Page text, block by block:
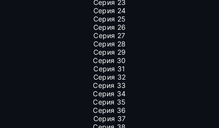
Серия 23
Серия 24
Серия 25
Серия 26
Серия 27
Серия 28
Серия 29
Серия 30
Серия 31
Серия 32
Серия 33
Серия 34
Серия 35
Серия 36
Серия 37